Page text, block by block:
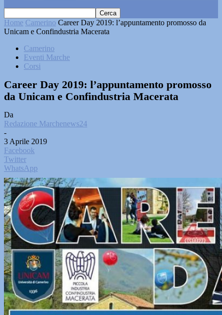
Home Camerino Career Day 2019: l’appuntamento promosso da
Unicam e Confindustria Macerata
Camerino
Eventi Marche
Corsi
Career Day 2019: l’appuntamento promosso
da Unicam e Confindustria Macerata
Da
Redazione Marchenews24
-
3 Aprile 2019
Facebook
Twitter
WhatsApp